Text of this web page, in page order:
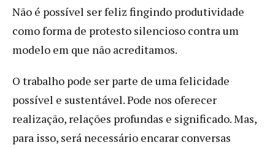
Não é possível ser feliz fingindo produtividade
como forma de protesto silencioso contra um
modelo em que não acreditamos.
O trabalho pode ser parte de uma felicidade
possível e sustentável. Pode nos oferecer
realização, relações profundas e significado. Mas,
para isso, será necessário encarar conversas